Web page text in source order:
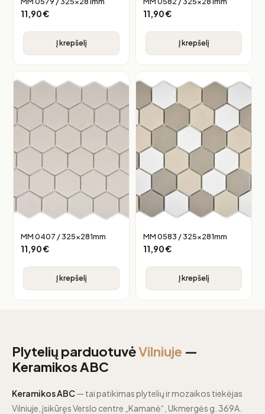
11,90€
Į krepšelį
11,90€
Į krepšelį
MM 0407 / 325x281mm
11,90€
Į krepšelį
MM 0583 / 325x281mm
11,90€
Į krepšelį
Plytelių parduotuvėVilniuje —
Keramikos ABC
Keramikos ABC— tai patikimas plytelių ir mozaikos tiekėjas
Vilniuje, įsikūręs Verslo centre „Kamanė“, Ukmergės g. 369A.